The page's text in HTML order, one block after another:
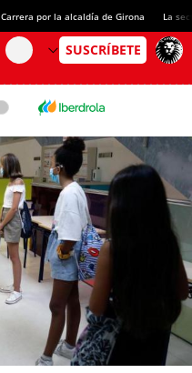
Carrera por la alcaldía de Girona La